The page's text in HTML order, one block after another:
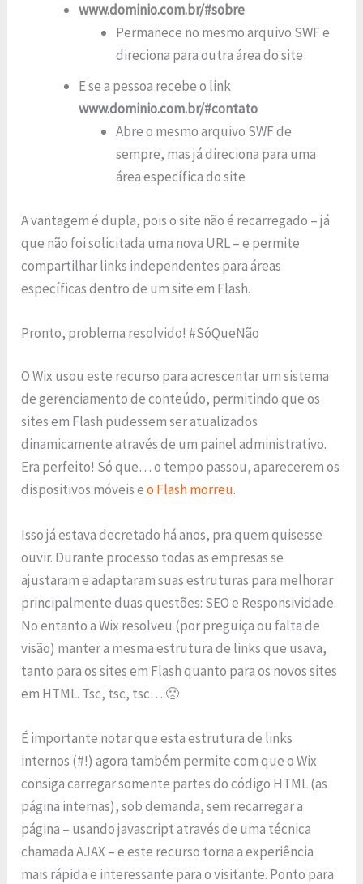
www.dominio.com.br/#sobre
Permanece no mesmo arquivo SWF e
direciona para outra área do site
E se a pessoa recebe o link
www.dominio.com.br/#contato
Abre o mesmo arquivo SWF de
sempre, mas já direciona para uma
área específica do site
A vantagem é dupla, pois o site não é recarregado – já
que não foi solicitada uma nova URL – e permite
compartilhar links independentes para áreas
específicas dentro de um site em Flash.
Pronto, problema resolvido! #SóQueNão
O Wix usou este recurso para acrescentar um sistema
de gerenciamento de conteúdo, permitindo que os
sites em Flash pudessem ser atualizados
dinamicamente através de um painel administrativo.
Era perfeito! Só que… o tempo passou, aparecerem os
dispositivos móveis eo Flash morreu.
Isso já estava decretado há anos, pra quem quisesse
ouvir. Durante processo todas as empresas se
ajustaram e adaptaram suas estruturas para melhorar
principalmente duas questões: SEO e Responsividade.
No entanto a Wix resolveu (por preguiça ou falta de
visão) manter a mesma estrutura de links que usava,
tanto para os sites em Flash quanto para os novos sites
em HTML. Tsc, tsc, tsc… 🙁
É importante notar que esta estrutura de links
internos (#!) agora também permite com que o Wix
consiga carregar somente partes do código HTML (as
página internas), sob demanda, sem recarregar a
página – usando javascript através de uma técnica
chamada AJAX – e este recurso torna a experiência
mais rápida e interessante para o visitante. Ponto para